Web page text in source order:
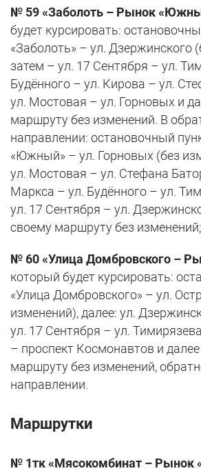
№ 59 «Заболоть – Рынок
будет курсировать:
«Заболоть» – ул. Дзержинского
затем – ул. 17 Сентября – ул.
Будённого – ул. Кирова – ул.
ул. Мостовая – ул. Горновых и
маршруту без изменений. В
направлении: остановочный
«Южный» – ул. Горновых (без
ул. Мостовая – ул. Стефана
Маркса – ул. Будённого – ул.
ул. 17 Сентября – ул.
своему маршруту без изменений;
№ 60 «Улица Домбровского –
который будет курсировать:
«Улица Домбровского» – ул.
изменений), далее: ул.
ул. 17 Сентября – ул.
– проспект Космонавтов и
маршруту без изменений,
направлении.
Маршрутки
№ 1тк «Мясокомбинат –